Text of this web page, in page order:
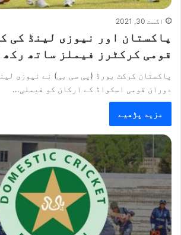
اگست 30, 2021
پاکستان اور نیوزی لینڈ کی
قومی کرکٹرز فیملز ساتھ رکھ
پاکستان کرکٹ بورڈ (پی سی بی) نے نیوزی
دوران قومی اسکواڈ کے ارکان کو فیملی…
مزید پڑھیے